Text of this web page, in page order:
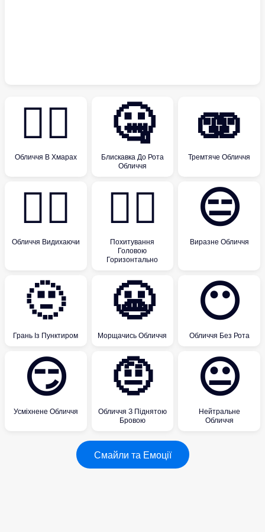
😶‍🌫️
Обличчя В Хмарах
🤐
Блискавка До Рота
Обличчя
🫨
Тремтяче Обличчя
😮‍💨
Обличчя Видихаючи
🙂‍↔️
Похитування
Головою
Горизонтально
😑
Виразне Обличчя
🫥
Грань Із Пунктиром
😬
Морщачись Обличчя
😶
Обличчя Без Рота
😏
Усміхнене Обличчя
🤨
Обличчя З Піднятою
Бровою
😐
Нейтральне
Обличчя
Смайли та Емоції